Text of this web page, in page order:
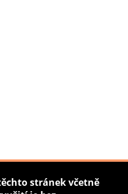
stránek včetně